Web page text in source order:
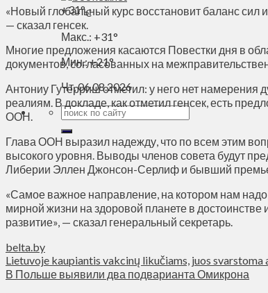
+31°C
Макс.: +31°
Мин.:+21°
Чт, 06.08.2026
«Новый глобальный курс восстановит баланс
— сказал генсек.
Многие предложения касаются Повестки дня в
документов, согласованных на
Антониу Гутерриш отметил: у него нет
реалиям. В докладе, как отметил генсек, есть
ООН.
Глава ООН выразил надежду, что по всем этим
высокого уровня. Выводы членов совета будут
Либерии Эллен Джонсон-Серлиф и бывший
«Самое важное направление, на котором нам
мирной жизни на здоровой планете в
развитие», — сказал генеральный секретарь.
belta.by
Lietuvoje kaupiantis vakcinų likučiams, juos
В Польше выявили два подварианта Омикрона